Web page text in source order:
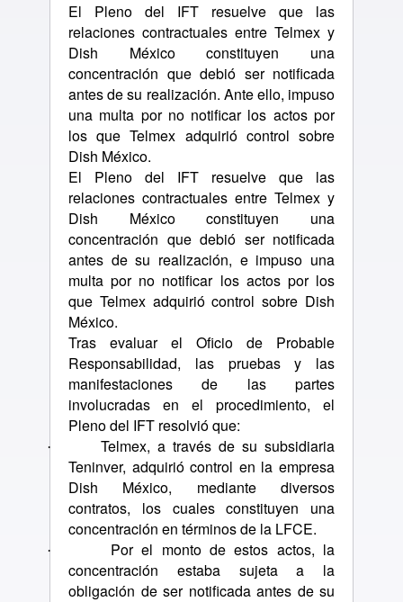
El Pleno del IFT resuelve que las
relaciones contractuales entre Telmex y
Dish México constituyen una
concentración que debió ser notificada
antes de su realización. Ante ello, impuso
una multa por no notificar los actos por
los que Telmex adquirió control sobre
Dish México.
El Pleno del IFT resuelve que las
relaciones contractuales entre Telmex y
Dish México constituyen una
concentración que debió ser notificada
antes de su realización, e impuso una
multa por no notificar los actos por los
que Telmex adquirió control sobre Dish
México.
Tras evaluar el Oficio de Probable
Responsabilidad, las pruebas y las
manifestaciones de las partes
involucradas en el procedimiento, el
Pleno del IFT resolvió que:
·
Telmex, a través de su subsidiaria
Teninver, adquirió control en la empresa
Dish México, mediante diversos
contratos, los cuales constituyen una
concentración en términos de la LFCE.
·
Por el monto de estos actos, la
concentración estaba sujeta a la
obligación de ser notificada antes de su